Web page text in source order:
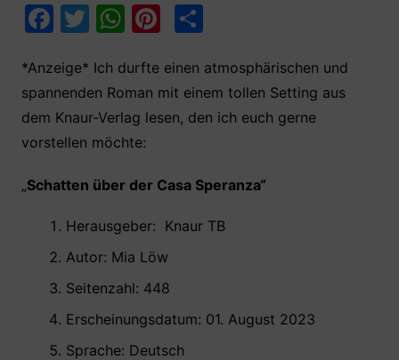
F
c
e
b
o
k
T
itt
er
W
at
s
A
p
Pi
er
e
st
T
le
n
*Anzeige* Ich durfte einen atmosphärischen und
spannenden Roman mit einem tollen Setting aus
dem Knaur-Verlag lesen, den ich euch gerne
vorstellen möchte:
„Schatten über der Casa Speranza“
Herausgeber: ‎ Knaur TB
Autor: Mia Löw
Seitenzahl: 448
Erscheinungsdatum: 01. August 2023
Sprache: Deutsch